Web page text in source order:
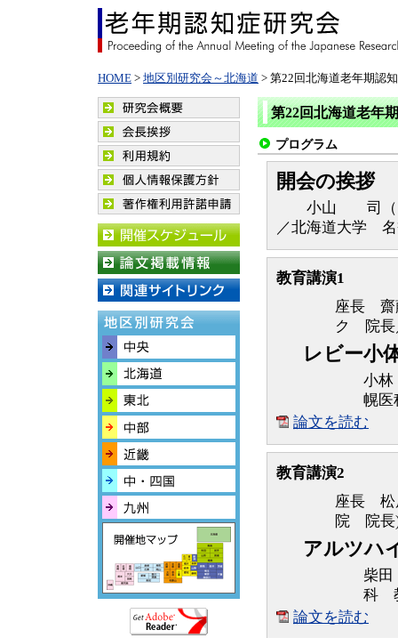
HOME > 地区別研究会～北海道 > 第22回北海道老年期認
第22回北海道老年
プログラム
開会の挨拶
小山 司（医
／北海道大学
教育講演1
座長 齋
ク 院長
レビー小
小
幌
論文を読む
教育講演2
座長 松
院 院長
アルツハ
柴
科
論文を読む